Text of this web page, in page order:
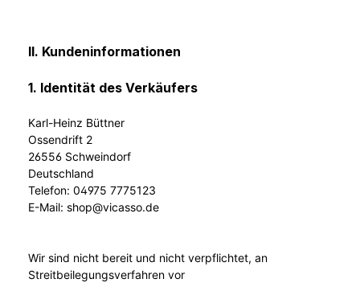
II. Kundeninformationen
1. Identität des Verkäufers
Karl-Heinz Büttner
Ossendrift 2
26556 Schweindorf
Deutschland
Telefon: 04975 7775123
E-Mail: shop@vicasso.de
Wir sind nicht bereit und nicht verpflichtet, an
Streitbeilegungsverfahren vor